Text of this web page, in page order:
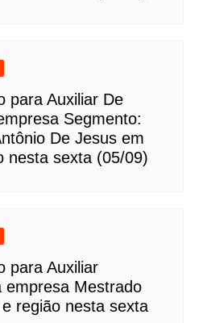
para Auxiliar De
Segmento:
De Jesus em
nesta sexta (05/09)
para Auxiliar
empresa Mestrado
região nesta sexta